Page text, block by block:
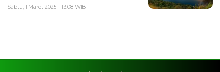
Sabtu, 1 Maret 2025 - 13:08 WIB